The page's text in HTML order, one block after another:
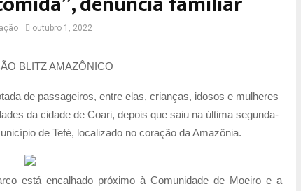
outubro 1, 2022
BLITZ AMAZÔNICO
de passageiros, entre elas, crianças, idosos e mulheres
da cidade de Coari, depois que saiu na última segunda-
de Tefé, localizado no coração da Amazônia.
está encalhado próximo à Comunidade de Moeiro e a